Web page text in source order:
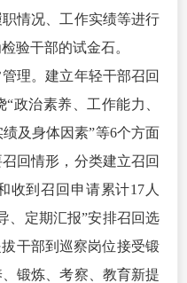
情况、工作实绩等进行
验干部的试金石。
理。建立年轻干部召回
政治素养、工作能力、
及身体因素”等6个方面
回情形，分类建立召回
收到召回申请累计17人
、定期汇报”安排召回选
干部到巡察岗位接受锻
锻炼、考察、教育新提